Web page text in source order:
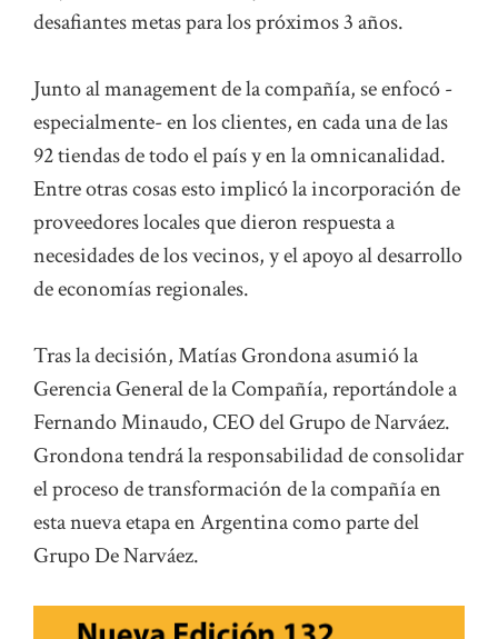
desafiantes metas para los próximos 3 años.
Junto al management de la compañía, se enfocó -
especialmente- en los clientes, en cada una de las
92 tiendas de todo el país y en la omnicanalidad.
Entre otras cosas esto implicó la incorporación de
proveedores locales que dieron respuesta a
necesidades de los vecinos, y el apoyo al desarrollo
de economías regionales.
Tras la decisión, Matías Grondona asumió la
Gerencia General de la Compañía, reportándole a
Fernando Minaudo, CEO del Grupo de Narváez.
Grondona tendrá la responsabilidad de consolidar
el proceso de transformación de la compañía en
esta nueva etapa en Argentina como parte del
Grupo De Narváez.